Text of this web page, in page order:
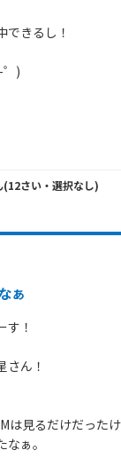
できるし！
゜)
(12さい・ 選択なし)
ぁ
！
さん！
は見るだけだった
ぁ。